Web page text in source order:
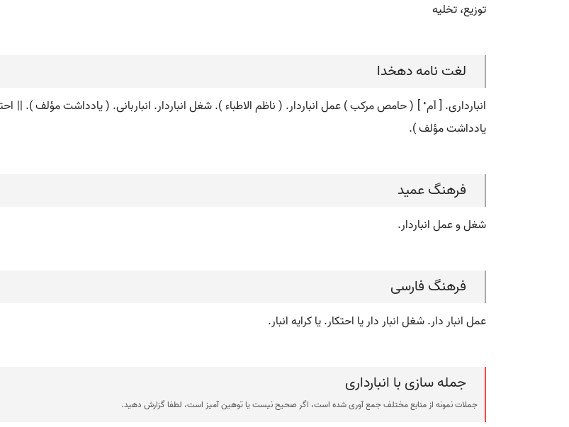
توزیع، تخلیه
لغت نامه دهخدا
انبارداری. [ اَم ْ ] ( حامص مرکب ) عمل انباردار. ( ناظم الاطباء ). شغل انباردار. انباربانی. ( یادداشت مؤلف ). ||
یادداشت مؤلف ).
فرهنگ عمید
شغل و عمل انباردار.
فرهنگ فارسی
عمل انبار دار. شغل انبار دار یا احتکار. یا کرایه انبار.
جمله سازی با انبارداری
جملات نمونه از منابع مختلف جمع آوری شده است، اگر صحیح نیست یا توهین آمیز است، لطفا گزارش دهید.